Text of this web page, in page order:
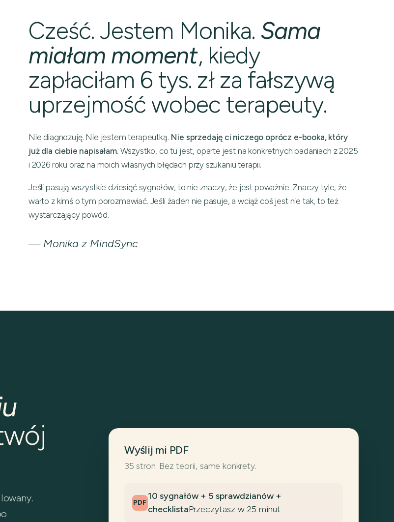
Cześć. Jestem Monika. Sama
miałam moment, kiedy
zapłaciłam 6 tys. zł za fałszywą
uprzejmość wobec terapeuty.
Nie diagnozuję. Nie jestem terapeutką. Nie sprzedaję ci niczego oprócz e-booka, który
już dla ciebie napisałam.Wszystko, co tu jest, oparte jest na konkretnych badaniach z 2025
i 2026 roku oraz na moich własnych błędach przy szukaniu terapii.
Jeśli pasują wszystkie dziesięć sygnałów, to nie znaczy, że jest poważnie. Znaczy tyle, że
warto z kimś o tym porozmawiać. Jeśli żaden nie pasuje, a wciąż coś jest nie tak, to też
wystarczający powód.
— Monika z MindSync
Wyślij mi PDF
35 stron. Bez teorii, same konkrety.
PDF
10 sygnałów + 5 sprawdzianów +
checklistaPrzeczytasz w 25 minut